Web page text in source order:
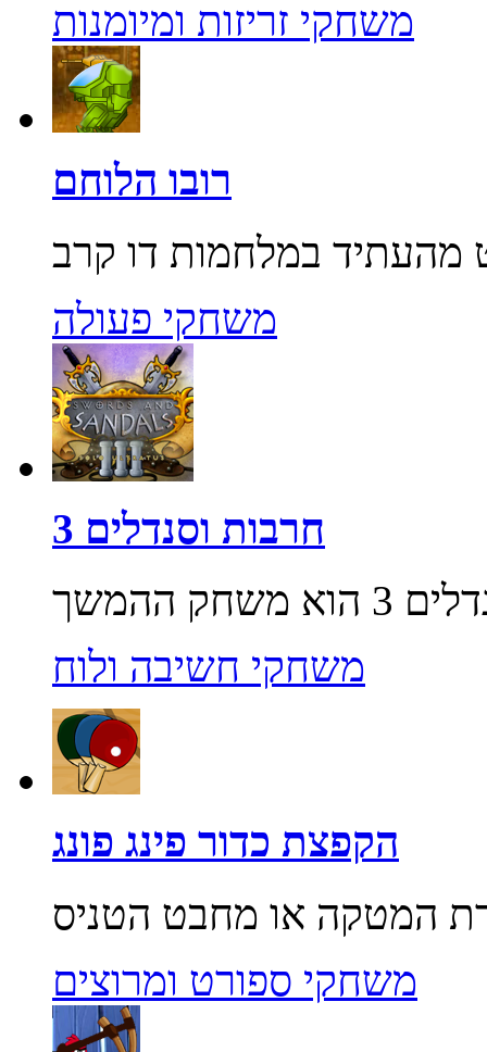
משחקי זריזות ומיומנות
רובו הלוחם
משחקי פעולה
חרבות וסנדלים 3
משחקי חשיבה ולוח
הקפצת כדור פינג פונג
משחקי ספורט ומרוצים